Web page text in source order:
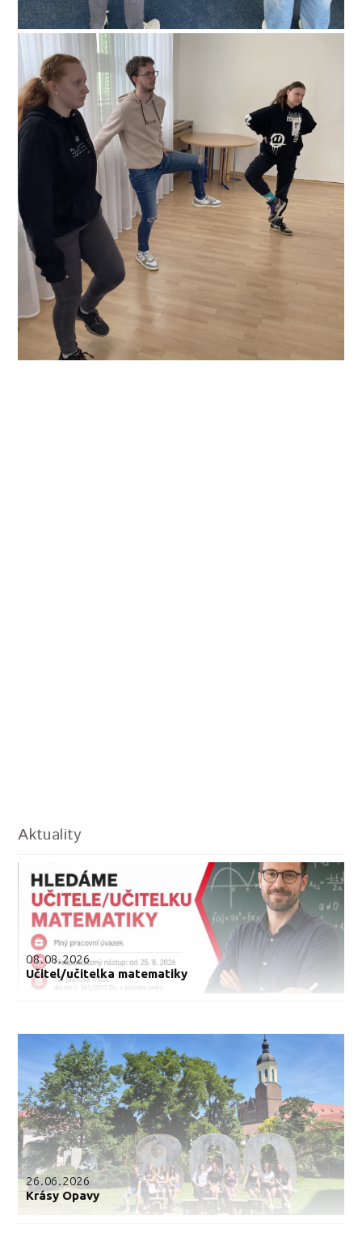
Aktuality
08.08.2026
Učitel/učitelka matematiky
26.06.2026
Krásy Opavy